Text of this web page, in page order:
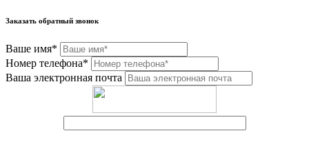
Заказать обратный звонок
Ваше имя*
Номер телефона*
Ваша электронная почта